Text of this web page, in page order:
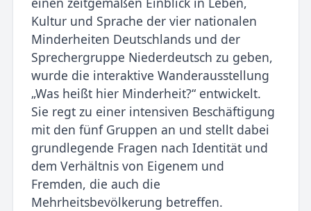
Kultur und Sprache der vier nationalen
Minderheiten Deutschlands und der
Sprechergruppe Niederdeutsch zu geben,
wurde die interaktive Wanderausstellung
„Was heißt hier Minderheit?“ entwickelt.
Sie regt zu einer intensiven Beschäftigung
mit den fünf Gruppen an und stellt dabei
grundlegende Fragen nach Identität und
dem Verhältnis von Eigenem und
Fremden, die auch die
Mehrheitsbevölkerung betreffen.